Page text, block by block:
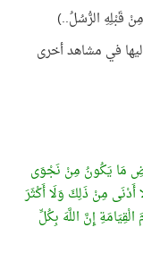
قَبْلِهِ الرُّسُلُ..)
في مشاهد أخرى
مَا يَكُونُ مِنْ نَجْوَى
أَدْنَى مِنْ ذَلِكَ وَلَا أَكْثَرَ
إِنَّ اللَّهَ بِكُلِّ